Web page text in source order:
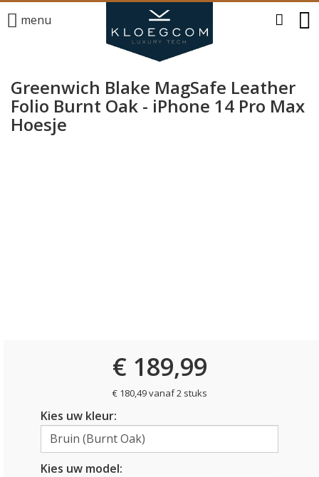
menu
Greenwich Blake MagSafe Leather
Folio Burnt Oak - iPhone 14 Pro Max
Hoesje
€ 189,99
€ 180,49 vanaf 2 stuks
Kies uw kleur:
Kies uw model: